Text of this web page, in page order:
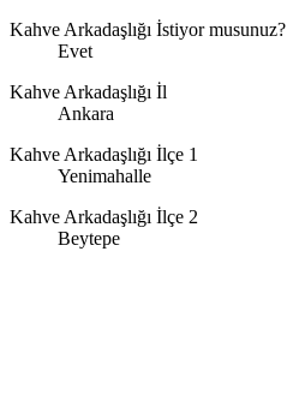
Kahve Arkadaşlığı İstiyor musunuz?
Evet
Kahve Arkadaşlığı İl
Ankara
Kahve Arkadaşlığı İlçe 1
Yenimahalle
Kahve Arkadaşlığı İlçe 2
Beytepe